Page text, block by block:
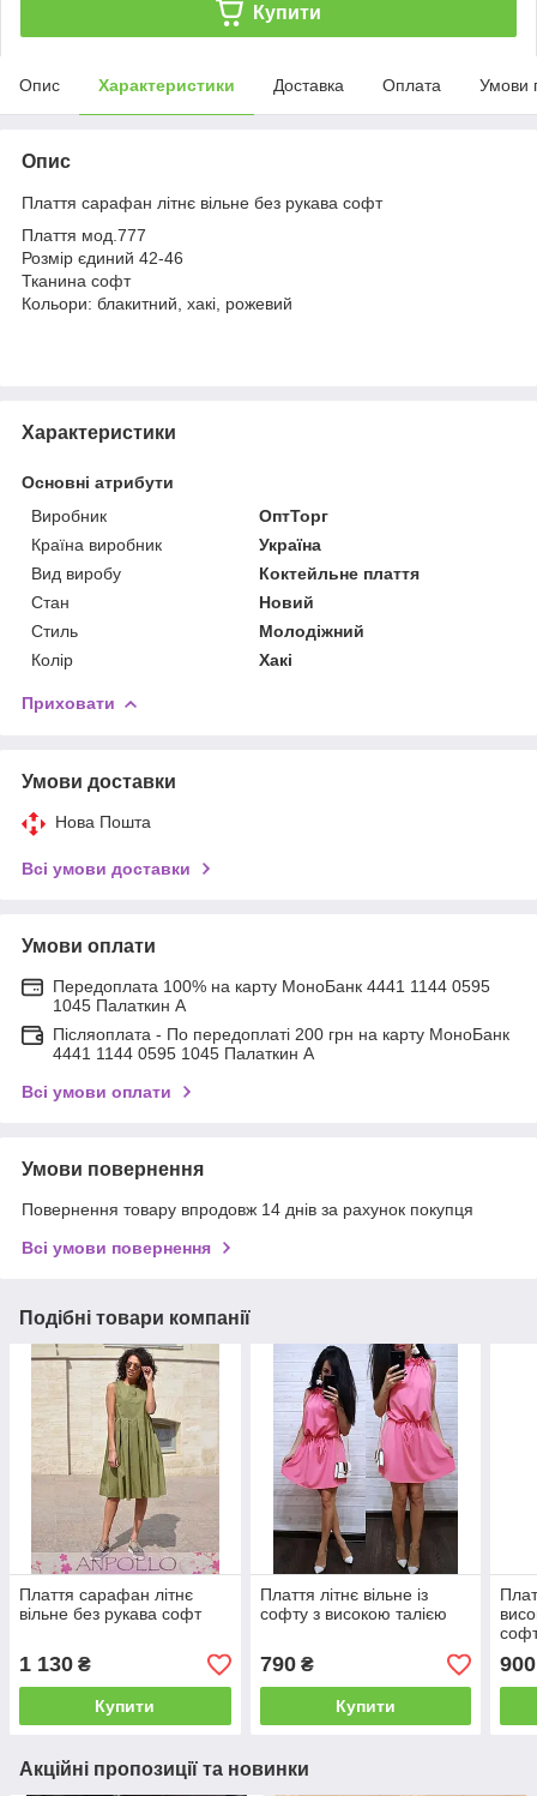
Купити
Опис Характеристики Доставка Оплата Умови
Опис
Плаття сарафан літнє вільне без рукава софт
Плаття мод.777
Розмір єдиний 42-46
Тканина софт
Кольори: блакитний, хакі, рожевий
Характеристики
Основні атрибути
Виробник
ОптТорг
Країна виробник
Україна
Вид виробу
Коктейльне плаття
Стан
Новий
Стиль
Молодіжний
Колір
Хакі
Приховати
Умови доставки
Нова Пошта
Всі умови доставки
Умови оплати
Передоплата 100% на карту МоноБанк 4441 1144 0595
1045 Палаткин А
Післяоплата - По передоплаті 200 грн на карту МоноБанк
4441 1144 0595 1045 Палаткин А
Всі умови оплати
Умови повернення
Повернення товару впродовж 14 днів за рахунок покупця
Всі умови повернення
Подібні товари компанії
Плаття сарафан літнє
вільне без рукава софт
1 130 ₴
Купити
Плаття літнє вільне із
софту з високою талією
790₴
Купити
900
Акційні пропозиції та новинки